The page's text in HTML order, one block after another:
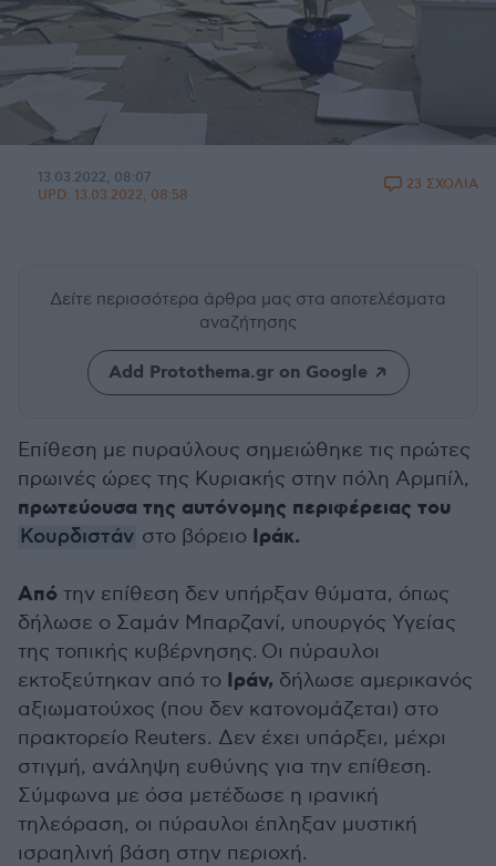
13.03.2022, 08:07
UPD: 13.03.2022, 08:58
23 ΣΧΟΛΙΑ
Δείτε περισσότερα άρθρα μας στα αποτελέσματα
αναζήτησης
Add Protothema.gr on Google
Επίθεση με πυραύλους σημειώθηκε τις πρώτες
πρωινές ώρες της Κυριακής στην πόλη Αρμπίλ,
πρωτεύουσα της αυτόνομης περιφέρειας του
Κουρδιστάν στο βόρειο Ιράκ.
Από την επίθεση δεν υπήρξαν θύματα, όπως
δήλωσε ο Σαμάν Μπαρζανί, υπουργός Υγείας
της τοπικής κυβέρνησης. Οι πύραυλοι
εκτοξεύτηκαν από το Ιράν, δήλωσε αμερικανός
αξιωματούχος (που δεν κατονομάζεται) στο
πρακτορείο Reuters. Δεν έχει υπάρξει, μέχρι
στιγμή, ανάληψη ευθύνης για την επίθεση.
Σύμφωνα με όσα μετέδωσε η ιρανική
τηλεόραση, οι πύραυλοι έπληξαν μυστική
ισραηλινή βάση στην περιοχή.